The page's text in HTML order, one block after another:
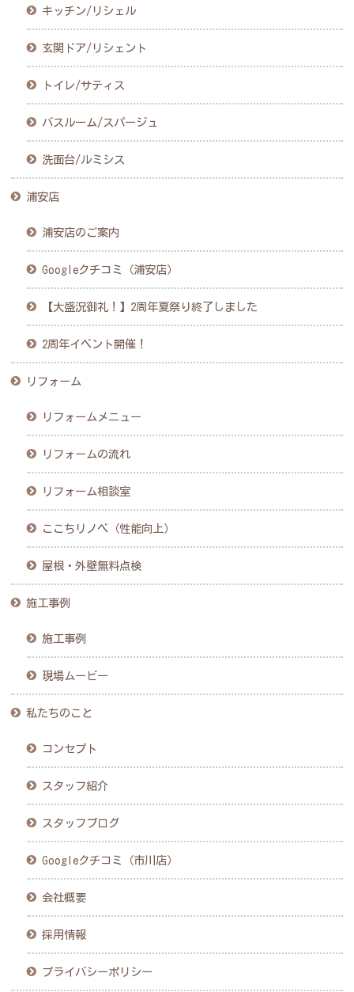
キッチン/リシェル
玄関ドア/リシェント
トイレ/サティス
バスルーム/スパージュ
洗面台/ルミシス
浦安店
浦安店のご案内
Googleクチコミ（浦安店）
【大盛況御礼！】2周年夏祭り終了しました
2周年イベント開催！
リフォーム
リフォームメニュー
リフォームの流れ
リフォーム相談室
ここちリノベ（性能向上）
屋根・外壁無料点検
施工事例
施工事例
現場ムービー
私たちのこと
コンセプト
スタッフ紹介
スタッフブログ
Googleクチコミ（市川店）
会社概要
採用情報
プライバシーポリシー